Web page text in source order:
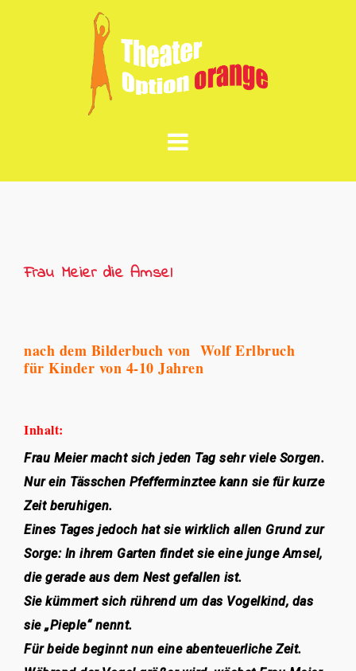
Frau Meier die Amsel
nach dem Bilderbuch von Wolf Erlbruch
für Kinder von 4-10 Jahren
Inhalt:
Frau Meier macht sich jeden Tag sehr viele Sorgen.
Nur ein Tässchen Pfefferminztee kann sie für kurze
Zeit beruhigen.
Eines Tages jedoch hat sie wirklich allen Grund zur
Sorge: In ihrem Garten findet sie eine junge Amsel,
die gerade aus dem Nest gefallen ist.
Sie kümmert sich rührend um das Vogelkind, das
sie „Pieple“ nennt.
Für beide beginnt nun eine abenteuerliche Zeit.